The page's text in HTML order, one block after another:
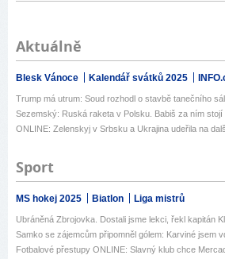
Aktuálně
Blesk Vánoce Kalendář svátků 2025
Trump má utrum: Soud rozhodl o stavbě tanečního
Sezemský: Ruská raketa v Polsku. Babiš za ním stojí
ONLINE: Zelenskyj v Srbsku a Ukrajina udeřila na
Sport
MS hokej 2025 Biatlon Liga mistrů
Ubráněná Zbrojovka. Dostali jsme lekci, řekl kapitán
Samko se zájemcům připomněl gólem: Karviné jsem
Fotbalové přestupy ONLINE: Slavný klub chce